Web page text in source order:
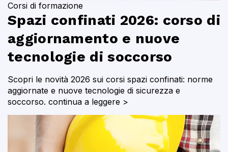
Corsi di formazione
Spazi confinati 2026: corso di
aggiornamento e nuove
tecnologie di soccorso
Scopri le novità 2026 sui corsi spazi confinati: norme
aggiornate e nuove tecnologie di sicurezza e
soccorso. continua a leggere >